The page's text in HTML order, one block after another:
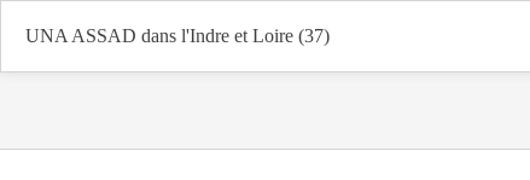
UNA ASSAD dans l'Indre et Loire (37)